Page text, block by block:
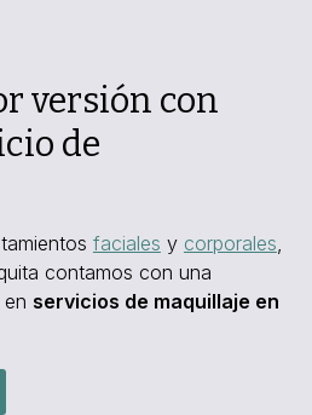
versión con
de
faciales y corporales
contamos con una
servicios de maquillaje en
por eso